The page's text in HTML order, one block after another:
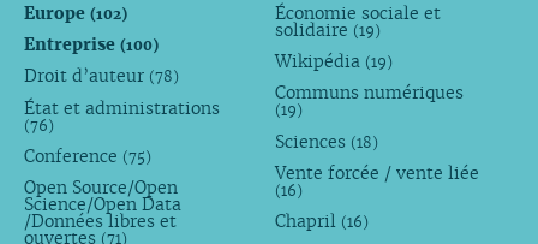
Europe (102)
Entreprise (100)
Droit d’auteur (78)
État et administrations
(76)
Conference (75)
Open Source/Open
Science/Open Data
/Données libres et
ouvertes (71)
Économie sociale et
solidaire (19)
Wikipédia (19)
Communs numériques
(19)
Sciences (18)
Vente forcée / vente liée
(16)
Chapril (16)